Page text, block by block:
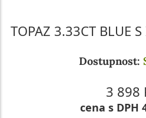
TOPAZ 3.33CT BLUE
Dostupnost:
3 898
cena s DPH